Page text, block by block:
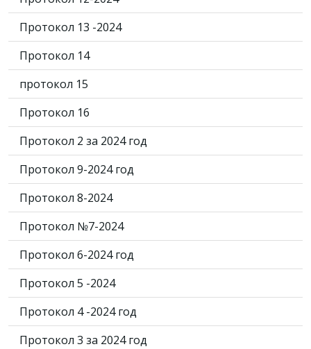
Протокол 13 -2024
Протокол 14
протокол 15
Протокол 16
Протокол 2 за 2024 год
Протокол 9-2024 год
Протокол 8-2024
Протокол №7-2024
Протокол 6-2024 год
Протокол 5 -2024
Протокол 4 -2024 год
Протокол 3 за 2024 год